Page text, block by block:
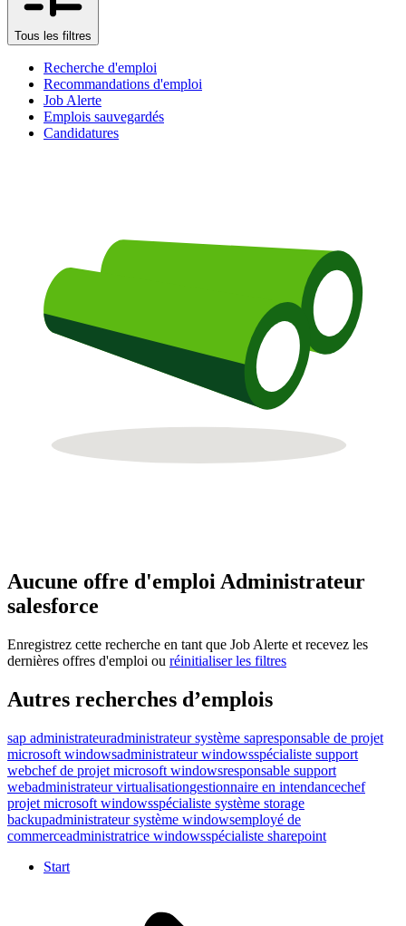
Tous les filtres
Recherche d'emploi
Recommandations d'emploi
Job Alerte
Emplois sauvegardés
Candidatures
Aucune offre d'emploi Administrateur
salesforce
Enregistrez cette recherche en tant que Job Alerte et recevez les
dernières offres d'emploi ou réinitialiser les filtres
Autres recherches d’emplois
sap administrateuradministrateur système sapresponsable de projet
microsoft windowsadministrateur windowsspécialiste support
webchef de projet microsoft windowsresponsable support
webadministrateur virtualisationgestionnaire en intendancechef
projet microsoft windowsspécialiste système storage
backupadministrateur système windowsemployé de
commerceadministratrice windowsspécialiste sharepoint
Start